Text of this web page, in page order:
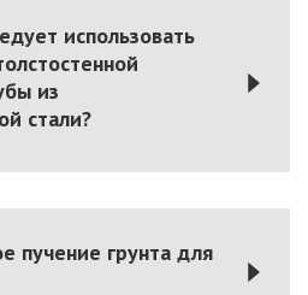
использовать
из
стали?
пучение грунта для